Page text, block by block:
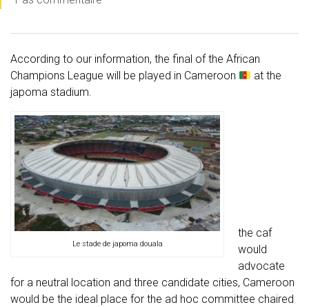
According to our information, the final of the African
Champions League will be played in Cameroon
at the
japoma stadium.
Le stade de japoma douala
the caf
would
advocate
for a neutral location and three candidate cities, Cameroon
would be the ideal place for the ad hoc committee chaired